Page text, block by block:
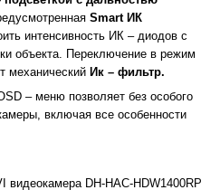
Smart ИК
интенсивность ИК – диодов с
объекта. Переключение в режим
механический Ик – фильтр.
– меню позволяет без особого
включая все особенности
видеокамера DH-HAC-HDW1400RP